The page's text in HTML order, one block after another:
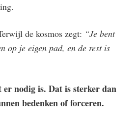
de kosmos zegt: “Je bent
op je eigen pad, en de rest is
er nodig is. Dat is sterker dan
bedenken of forceren.